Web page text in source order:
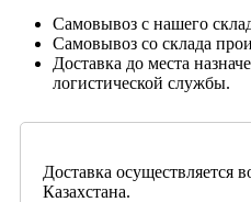
Самовывоз с нашего
Самовывоз со склада
Доставка до места
логистической службы.
Доставка осуществляется
Казахстана.